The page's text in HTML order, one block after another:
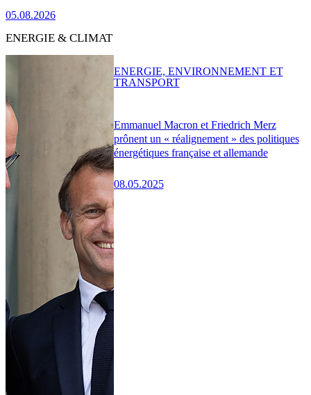
05.08.2026
ENERGIE & CLIMAT
Emmanuel Macron et Friedrich Merz
prônent un « réalignement » des politiques
énergétiques française et allemande
08.05.2025
ENERGIE, ENVIRONNEMENT ET
TRANSPORT